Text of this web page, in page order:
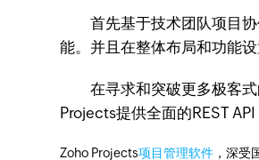
首先基于技术团队项目协
能。并且在整体布局和功能
在寻求和突破更多极客式
Projects提供全面的REST
Zoho Projects项目管理软件 ，深受